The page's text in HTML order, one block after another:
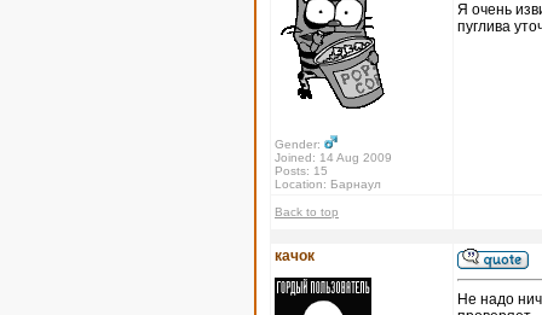
Gender:
Joined: 14 Aug 2009
Posts: 15
Location: Барнаул
Я очень
пуглива
Back to top
качок
Не надо